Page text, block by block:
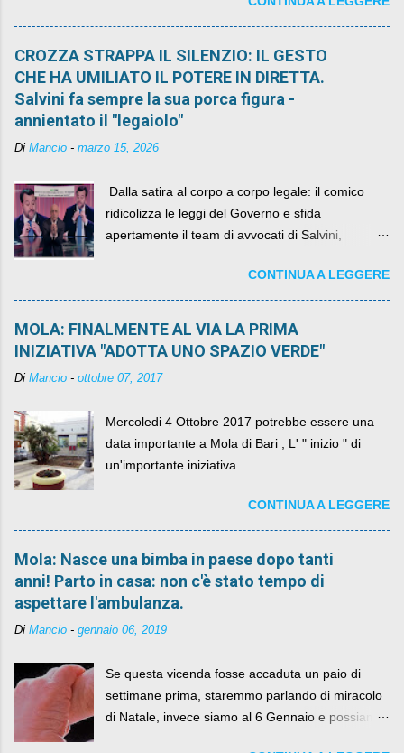
quelli che si auspicavano il contrario.
CROZZA STRAPPA IL SILENZIO: IL GESTO
CHE HA UMILIATO IL POTERE IN DIRETTA.
Salvini fa sempre la sua porca figura -
annientato il "legaiolo"
Di Mancio - marzo 15, 2026
​ Dalla satira al corpo a corpo legale: il comico
ridicolizza le leggi del Governo e sfida
apertamente il team di avvocati di Salvini,
CONTINUA A LEGGERE
MOLA: FINALMENTE AL VIA LA PRIMA
INIZIATIVA "ADOTTA UNO SPAZIO VERDE"
Di Mancio - ottobre 07, 2017
Mercoledi 4 Ottobre 2017 potrebbe essere una
data importante a Mola di Bari ; L' " inizio " di
un'importante iniziativa
CONTINUA A LEGGERE
Mola: Nasce una bimba in paese dopo tanti
anni! Parto in casa: non c'è stato tempo di
aspettare l'ambulanza.
Di Mancio - gennaio 06, 2019
Se questa vicenda fosse accaduta un paio di
settimane prima, staremmo parlando di miracolo
di Natale, invece siamo al 6 Gennaio e possiamo